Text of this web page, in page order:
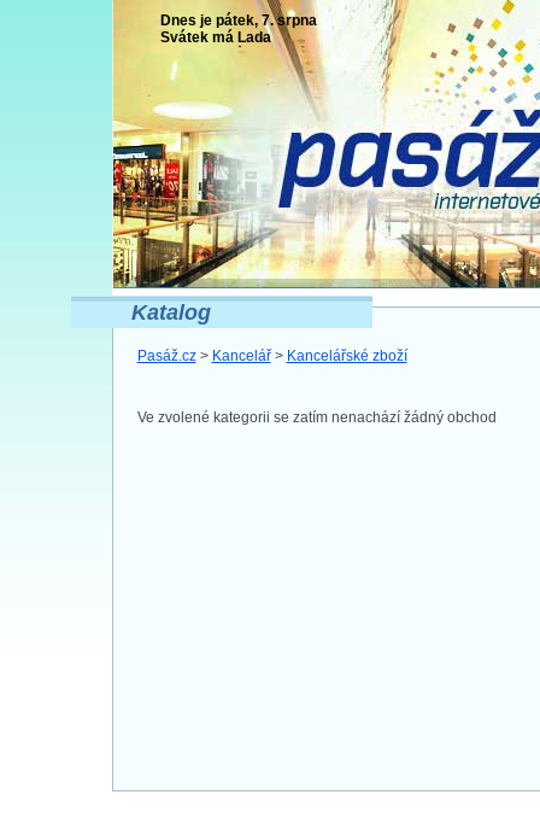
Dnes je pátek, 7. srpna
Svátek má Lada
Katalog
Pasáž.cz> Kancelář> Kancelářské zboží
Ve zvolené kategorii se zatím nenachází žádný obchod